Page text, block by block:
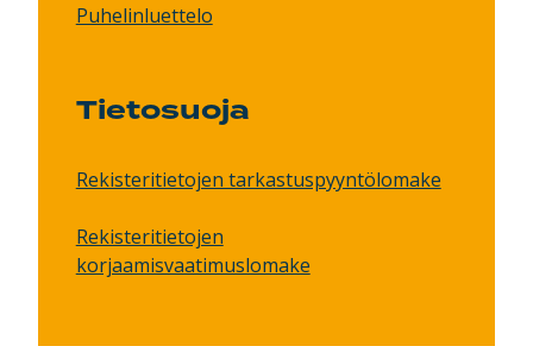
Puhelinluettelo
Tietosuoja
Rekisteritietojen tarkastuspyyntölomake
Rekisteritietojen
korjaamisvaatimuslomake